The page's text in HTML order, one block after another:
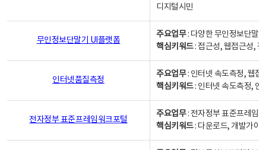
디지털시민
무인정보단말기 UI플랫폼
주요업무: 다양한 무인정보단말
핵심키워드: 접근성, 웹접근성,
인터넷품질측정
주요업무: 인터넷 속도측정, 웹접
핵심키워드: 인터넷 속도측정, 인
전자정부 표준프레임워크포털
주요업무: 전자정부 표준프레임
핵심키워드: 다운로드, 개발가이